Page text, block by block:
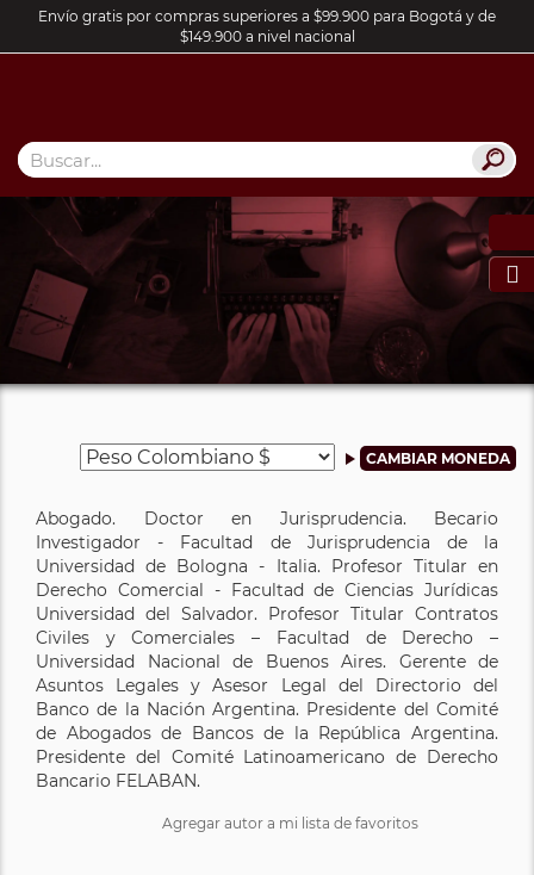
Envío gratis por compras superiores a $99.900 para Bogotá y de
$149.900 a nivel nacional

Abogado. Doctor en Jurisprudencia. Becario
Investigador - Facultad de Jurisprudencia de la
Universidad de Bologna - Italia. Profesor Titular en
Derecho Comercial - Facultad de Ciencias Jurídicas
Universidad del Salvador. Profesor Titular Contratos
Civiles y Comerciales – Facultad de Derecho –
Universidad Nacional de Buenos Aires. Gerente de
Asuntos Legales y Asesor Legal del Directorio del
Banco de la Nación Argentina. Presidente del Comité
de Abogados de Bancos de la República Argentina.
Presidente del Comité Latinoamericano de Derecho
Bancario FELABAN.
Agregar autor a mi lista de favoritos